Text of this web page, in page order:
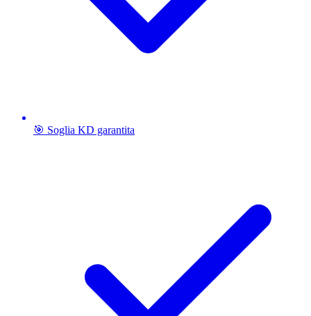
🎯 Soglia KD garantita